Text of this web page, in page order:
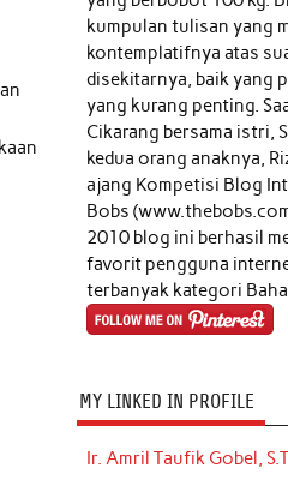
kumpulan tulisan yang
kontemplatifnya atas
disekitarnya, baik yang
yang kurang penting.
Cikarang bersama istri,
kedua orang anaknya,
ajang Kompetisi Blog
Bobs
2010 blog ini berhasil
favorit pengguna
terbanyak kategori
MY LINKED IN PROFILE
Ir. Amril Taufik Gobel,